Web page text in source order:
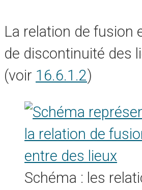
La relation de fusion est un cas
de discontinuité des
(voir 16.6.1.2)
Schéma : les